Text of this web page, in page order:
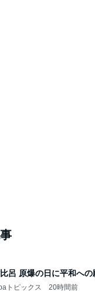
呂 原爆の日に平和への
トピックス 20時間前